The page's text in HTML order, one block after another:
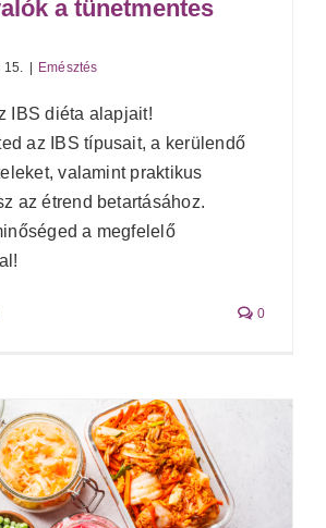
a tünetmentes
15. Emésztés
IBS diéta alapjait!
az IBS típusait, a kerülendő
valamint praktikus
az étrend betartásához.
a megfelelő
0